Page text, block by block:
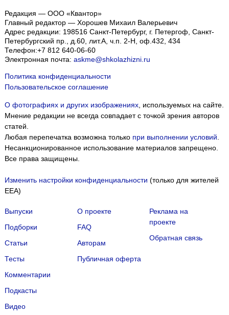
Редакция — ООО «Квантор»
Главный редактор — Хорошев Михаил Валерьевич
Адрес редакции: 198516 Санкт-Петербург, г. Петергоф, Санкт-
Петербургский пр., д.60, лит.А, ч.п. 2-Н, оф.432, 434
Телефон:+7 812 640-06-60
Электронная почта: askme@shkolazhizni.ru
Политика конфиденциальности
Пользовательское соглашение
О фотографиях и других изображениях, используемых на сайте.
Мнение редакции не всегда совпадает с точкой зрения авторов
статей.
Любая перепечатка возможна только при выполнении условий.
Несанкционированное использование материалов запрещено.
Все права защищены.
Изменить настройки конфиденциальности (только для жителей
EEA)
Выпуски
Подборки
Статьи
Тесты
Комментарии
Подкасты
Видео
О проекте
FAQ
Авторам
Публичная оферта
Реклама на
проекте
Обратная связь